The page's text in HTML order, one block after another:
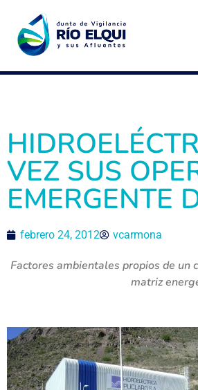
VEZ SUS
EMERGENTE
febrero 24, 2012 vcarmona
Factores ambientales propios de un
matriz